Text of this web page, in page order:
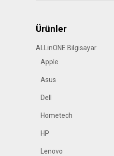
Ürünler
ALLinONE Bilgisayar
Apple
Asus
Dell
Hometech
HP
Lenovo